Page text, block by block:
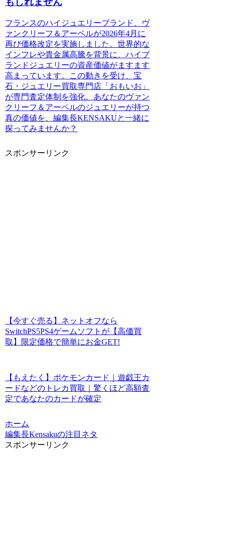
フランスのハイジュエリーブランド、ヴ
ァンクリーフ＆アーペルが2026年4月に
再び価格改定を実施しました。世界的な
インフレや貴金属高騰を背景に、ハイブ
ランドジュエリーの資産価値がますます
高まっています。この動きを受け、宝
石・ジュエリー買取専門店「おもいお」
が専門査定体制を強化。あなたのヴァン
クリーフ＆アーペルのジュエリーが持つ
真の価値を、編集長KENSAKUと一緒に
探ってみませんか？
スポンサーリンク
【今すぐ売る】ネットオフなら
SwitchPS5PS4ゲームソフトが【高価買
取】限定価格で簡単にお金GET!
【もえたく】ポケモンカード｜遊戯王カ
ードなどのトレカ買取｜驚くほど高額査
定であなたのカードが確定
ホーム
編集長Kensakuの注目ネタ
スポンサーリンク